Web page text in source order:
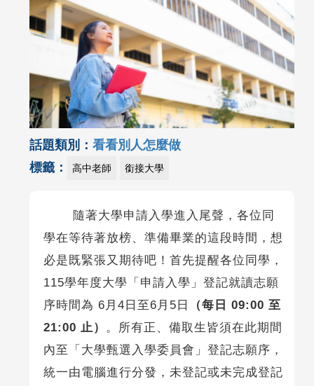
話題類別： 看看別人怎麼做
標籤：
高中老師 銜接大學
隨著大學申請入學進入尾聲，各位同
學在等待著放榜、準備畢業的這段時間，想
必是既緊張又期待吧！首先提醒各位同學，
115學年度大學「申請入學」登記就讀志願
序時間為 6月4日至6月5日
（每日 09:00 至
21:00 止）
。所有正、備取生皆須在此期間
內至「大學甄選入學委員會」登記志願序，
統一由電腦進行分發，未登記或未完成登記